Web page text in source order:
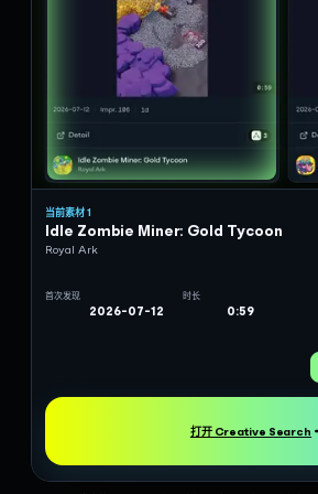
当前素材 1
Idle Zombie Miner: Gold Tycoon
Royal Ark
首次发现
2026-07-12
时长
0:59
打开 Creative Search